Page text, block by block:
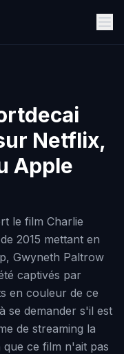
Netflix,
Apple
le film Charlie
2015 mettant en
Gwyneth Paltrow
captivés par
en couleur de ce
se demander s'il est
de streaming la
ce film n'ait pas